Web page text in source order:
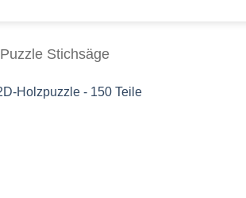
Puzzle Stichsäge